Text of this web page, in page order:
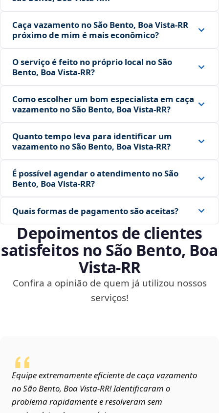
Caça vazamento no São Bento, Boa Vista‑RR
próximo de mim é mais econômico?
O serviço é feito no próprio local no São
Bento, Boa Vista‑RR?
Como escolher um bom especialista em caça
vazamento no São Bento, Boa Vista‑RR?
Quanto tempo leva para identificar um
vazamento no São Bento, Boa Vista‑RR?
É possível agendar o atendimento no São
Bento, Boa Vista‑RR?
Quais formas de pagamento são aceitas?
Depoimentos de clientes
satisfeitos no São Bento, Boa
Vista‑RR
Confira a opinião de quem já utilizou nossos
serviços!
Equipe extremamente eficiente de caça vazamento
no São Bento, Boa Vista‑RR! Identificaram o
problema rapidamente e resolveram sem